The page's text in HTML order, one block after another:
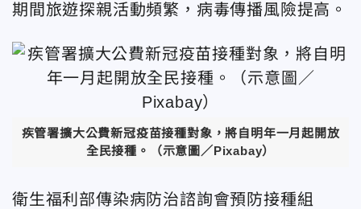
期間旅遊探親活動頻繁，病毒傳播風險提高。
疾管署擴大公費新冠疫苗接種對象，將自明年一月起開放
全民接種。（示意圖／Pixabay）
衛生福利部傳染病防治諮詢會預防接種組